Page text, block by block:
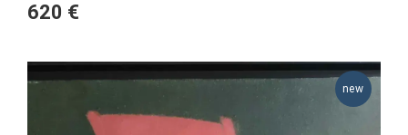
620 €